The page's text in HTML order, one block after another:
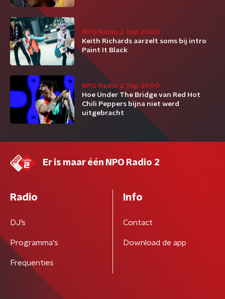
NPO Radio 2 Top 2000
Keith Richards aarzelt soms bij intro
Paint It Black
NPO Radio 2 Top 2000
Hoe Under The Bridge van Red Hot
Chili Peppers bijna niet werd
uitgebracht
Er is maar één NPO Radio 2
Radio
DJ’s
Programma's
Frequenties
Info
Contact
Download de app